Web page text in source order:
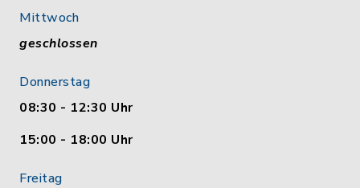
Mittwoch
geschlossen
Donnerstag
08:30 - 12:30 Uhr
15:00 - 18:00 Uhr
Freitag